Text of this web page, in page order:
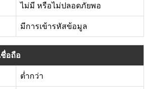
ไม่มี หรือไม่ปลอดภัยพอ
มีการเข้ารหัสข้อมูล
ชื่อถือ
ต่ำกว่า